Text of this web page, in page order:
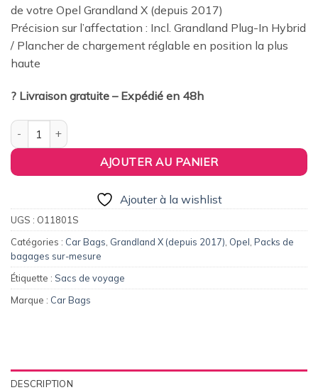
de votre Opel Grandland X (depuis 2017)
Précision sur l’affectation : Incl. Grandland Plug-In Hybrid
/ Plancher de chargement réglable en position la plus
haute
? Livraison gratuite – Expédié en 48h
quantité de Pack de 6 sacs de voyage sur-mesure pour Opel
AJOUTER AU PANIER
Ajouter à la wishlist
UGS : O11801S
Catégories : Car Bags Grandland X (depuis 2017) Opel Packs de
bagages sur-mesure
Étiquette : Sacs de voyage
Marque : Car Bags
DESCRIPTION